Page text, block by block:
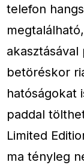
telefon
betöréskor
hatóságokat
paddal
Limited
ma tényleg